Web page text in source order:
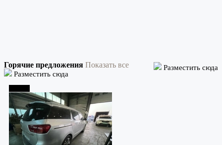
Горячие предложения Показать все
Разместить сюда
Разместить сюда